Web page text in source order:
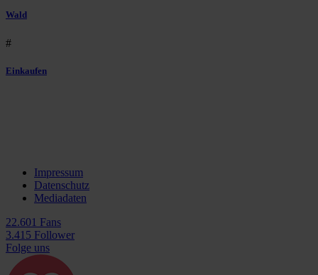
Wald
#
Einkaufen
Impressum
Datenschutz
Mediadaten
22.601 Fans
3.415 Follower
Folge uns